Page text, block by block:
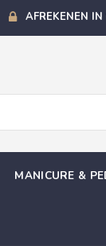
AFREKENEN
MANICURE &